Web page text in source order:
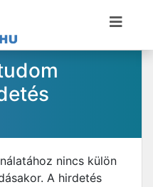
nincs külön
A hirdetés